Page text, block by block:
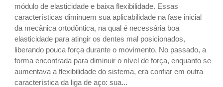
módulo de elasticidade e baixa flexibilidade. Essas
características diminuem sua aplicabilidade na fase inicial
da mecânica ortodôntica, na qual é necessária boa
elasticidade para atingir os dentes mal posicionados,
liberando pouca força durante o movimento. No passado, a
forma encontrada para diminuir o nível de força, enquanto se
aumentava a flexibilidade do sistema, era confiar em outra
característica da liga de aço: sua...